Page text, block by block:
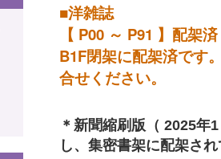
■洋雑誌
【 P00 ～ P91 】配架済
B1F閉架に配架済です
合せください。
＊新聞縮刷版（ 2025年1
し、集密書架に配架され